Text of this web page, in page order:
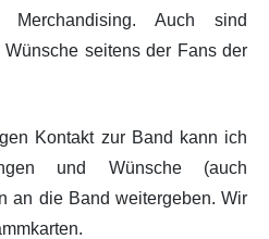
Merchandising. Auch sind
seitens der Fans der
Kontakt zur Band kann ich
und Wünsche (auch
an die Band weitergeben. Wir